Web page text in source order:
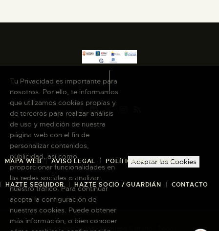
MAPA WEB AVISO LEGAL POLÍTICA DE COOKIES
HAZTE SEGUIDOR HAZTE SOCIO / GUARDIÁN CONTACTO
Copyright © 2026 El Museo Canario · Todos
Tu Privacidad es importante para
nosotros. Por ello, te informamos
que utilizamos cookies propias y
de terceros para realizar análisis
de uso y medición de nuestra
página web con el fin de
personalizar contenidos,
publicidad, así como
proporcionar funcionalidades en
las redes sociales o analizar
nuestro tráfico. Para continuar
acepta la configuración de
nuestras cookies. Puede obtener
más información, o bien conocer
Aceptar las Cookies